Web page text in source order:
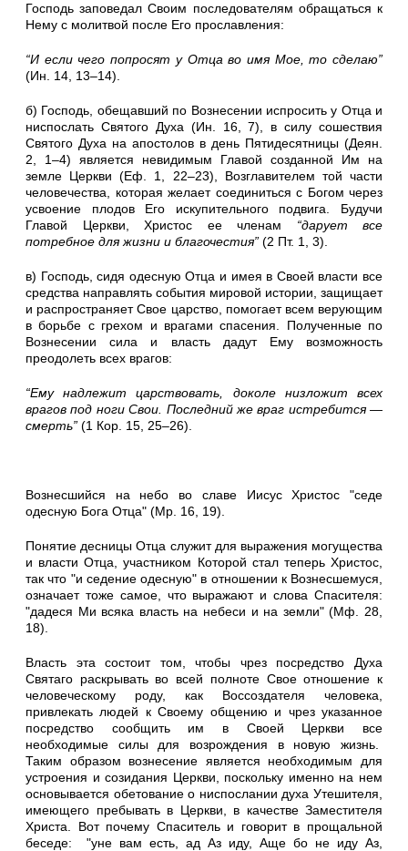
Господь заповедал Своим последователям обращаться к
Нему с молитвой после Его прославления:
“И если чего попросят у Отца во имя Мое, то сделаю”
(Ин. 14, 13–14).
б) Господь, обещавший по Вознесении испросить у Отца и
ниспослать Святого Духа (Ин. 16, 7), в силу сошествия
Святого Духа на апостолов в день Пятидесятницы (Деян.
2, 1–4) является невидимым Главой созданной Им на
земле Церкви (Еф. 1, 22–23), Возглавителем той части
человечества, которая желает соединиться с Богом через
усвоение плодов Его искупительного подвига. Будучи
Главой Церкви, Христос ее членам “дарует все
потребное для жизни и благочестия” (2 Пт. 1, 3).
в) Господь, сидя одесную Отца и имея в Своей власти все
средства направлять события мировой истории, защищает
и распространяет Свое царство, помогает всем верующим
в борьбе с грехом и врагами спасения. Полученные по
Вознесении сила и власть дадут Ему возможность
преодолеть всех врагов:
“Ему надлежит царствовать, доколе низложит всех
врагов под ноги Свои. Последний же враг истребится —
смерть” (1 Кор. 15, 25–26).
Вознесшийся на небо во славе Иисус Христос "седе
одесную Бога Отца" (Мр. 16, 19).
Понятие десницы Отца служит для выражения могущества
и власти Отца, участником Которой стал теперь Христос,
так что "и седение одесную" в отношении к Вознесшемуся,
означает тоже самое, что выражают и слова Спасителя:
"дадеся Ми всяка власть на небеси и на земли" (Мф. 28,
18).
Власть эта состоит том, чтобы чрез посредство Духа
Святаго раскрывать во всей полноте Свое отношение к
человеческому роду, как Воссоздателя человека,
привлекать людей к Своему общению и чрез указанное
посредство сообщить им в Своей Церкви все
необходимые силы для возрождения в новую жизнь.
Таким образом вознесение является необходимым для
устроения и созидания Церкви, поскольку именно на нем
основывается обетование о ниспослании духа Утешителя,
имеющего пребывать в Церкви, в качестве Заместителя
Христа. Вот почему Спаситель и говорит в прощальной
беседе: "уне вам есть, ад Аз иду, Аще бо не иду Аз,